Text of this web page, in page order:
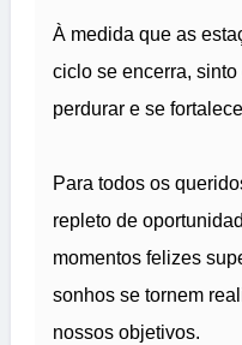
À medida que as
ciclo se encerra,
perdurar e se
Para todos os
repleto de
momentos felizes
sonhos se tornem
nossos objetivos.